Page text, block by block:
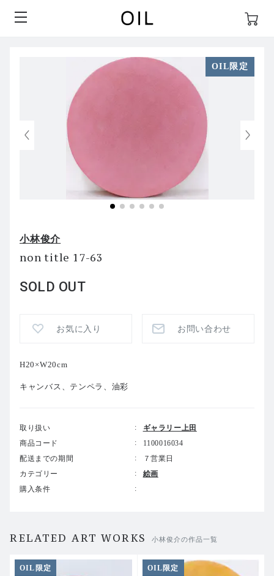
OIL限定
小林俊介
non title 17-63
SOLD OUT
お気に入り お問い合わせ
H20×W20cm
キャンバス、テンペラ、油彩
取り扱い
ギャラリー上田
商品コード
1100016034
配送までの期間
７営業日
カテゴリー
絵画
購入条件
RELATED ART WORKS 小林俊介の作品一覧
OIL限定 OIL限定